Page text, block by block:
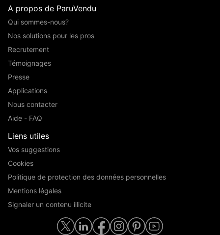
A propos de ParuVendu
Qui sommes-nous?
Nos solutions pour les pros
Recrutement
Témoignages
Presse
Applications
Nous contacter
Aide - FAQ
Liens utiles
Vos suggestions
Cookies
Politique de protection des données personnelles
Mentions légales
Signaler un contenu illicite